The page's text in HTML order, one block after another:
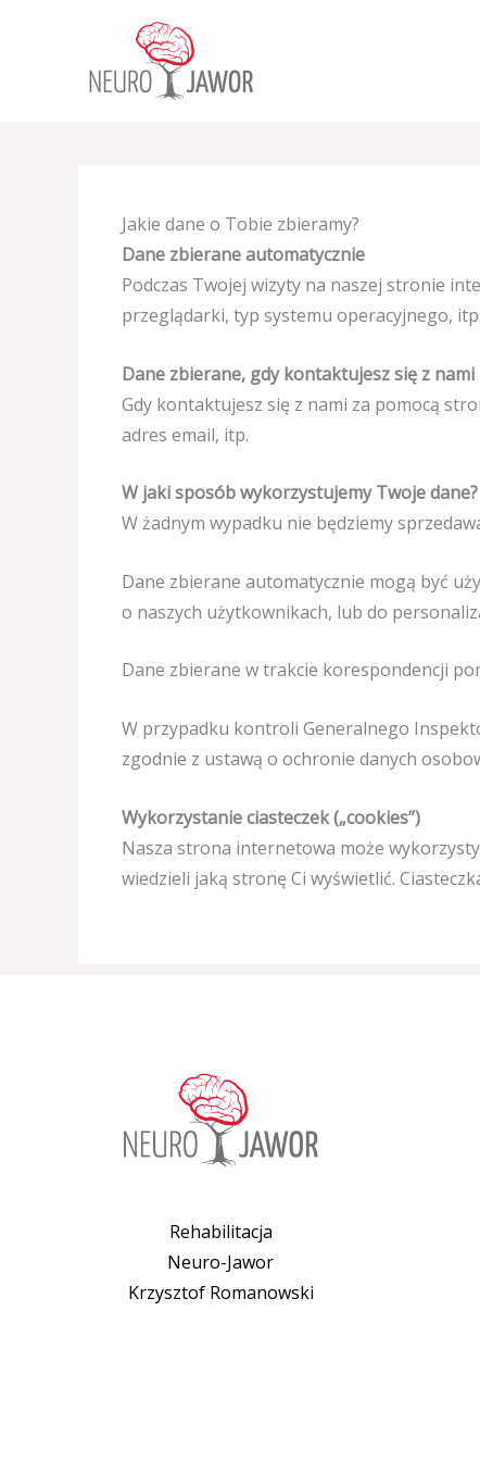
Jakie dane o Tobie zbieramy?
Dane zbierane automatycznie
Podczas Twojej wizyty na naszej stronie
przeglądarki, typ systemu operacyjnego, itp.
Dane zbierane, gdy kontaktujesz się z nami
Gdy kontaktujesz się z nami za pomocą
adres email, itp.
W jaki sposób wykorzystujemy Twoje dane?
W żadnym wypadku nie będziemy
Dane zbierane automatycznie mogą być
o naszych użytkownikach, lub do
Dane zbierane w trakcie korespondencji
W przypadku kontroli Generalnego
zgodnie z ustawą o ochronie danych
Wykorzystanie ciasteczek („cookies”)
Nasza strona internetowa może
wiedzieli jaką stronę Ci wyświetlić.
Rehabilitacja
Neuro-Jawor
Krzysztof Romanowski